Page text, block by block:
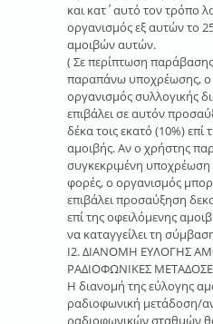
και κατ΄αυτό τον τρόπο
οργανισμός εξ αυτών το
αμοιβών αυτών.
( Σε περίπτωση
παραπάνω υποχρέωσης, ο
οργανισμός συλλογικής
επιβάλει σε αυτόν
δέκα τοις εκατό (10%) επί
αμοιβής. Αν ο χρήστης
συγκεκριμένη
φορές, ο οργανισμός
επιβάλει προσαύξηση
επί της οφειλόμενης
να καταγγείλει τη
Ι2. ΔΙΑΝΟΜΗ ΕΥΛΟΓΗΣ
ΡΑΔΙΟΦΩΝΙΚΕΣ
Η διανομή της εύλογης
ραδιοφωνική μετάδοση/
ραδιοφωνικών σταθμών